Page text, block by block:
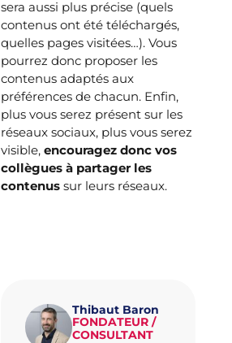
sera aussi plus précise (quels
contenus ont été téléchargés,
quelles pages visitées…). Vous
pourrez donc proposer les
contenus adaptés aux
préférences de chacun. Enfin,
plus vous serez présent sur les
réseaux sociaux, plus vous serez
visible,encouragez donc vos
collègues à partager les
contenus sur leurs réseaux.
Thibaut Baron
FONDATEUR /
CONSULTANT